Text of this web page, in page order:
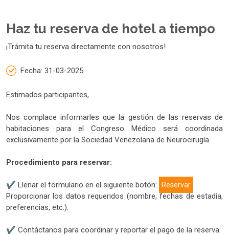
Haz tu reserva de hotel a tiempo
¡Trámita tu reserva directamente con nosotros!
Fecha: 31-03-2025
Estimados participantes,
Nos complace informarles que la gestión de las reservas de
habitaciones para el Congreso Médico será coordinada
exclusivamente por la Sociedad Venezolana de Neurocirugía.
Procedimiento para reservar:
✔ Llenar el formulario en el siguiente botón: Reservar
Proporcionar los datos requeridos (nombre, fechas de estadía,
preferencias, etc.).
✔ Contáctanos para coordinar y reportar el pago de la reserva: